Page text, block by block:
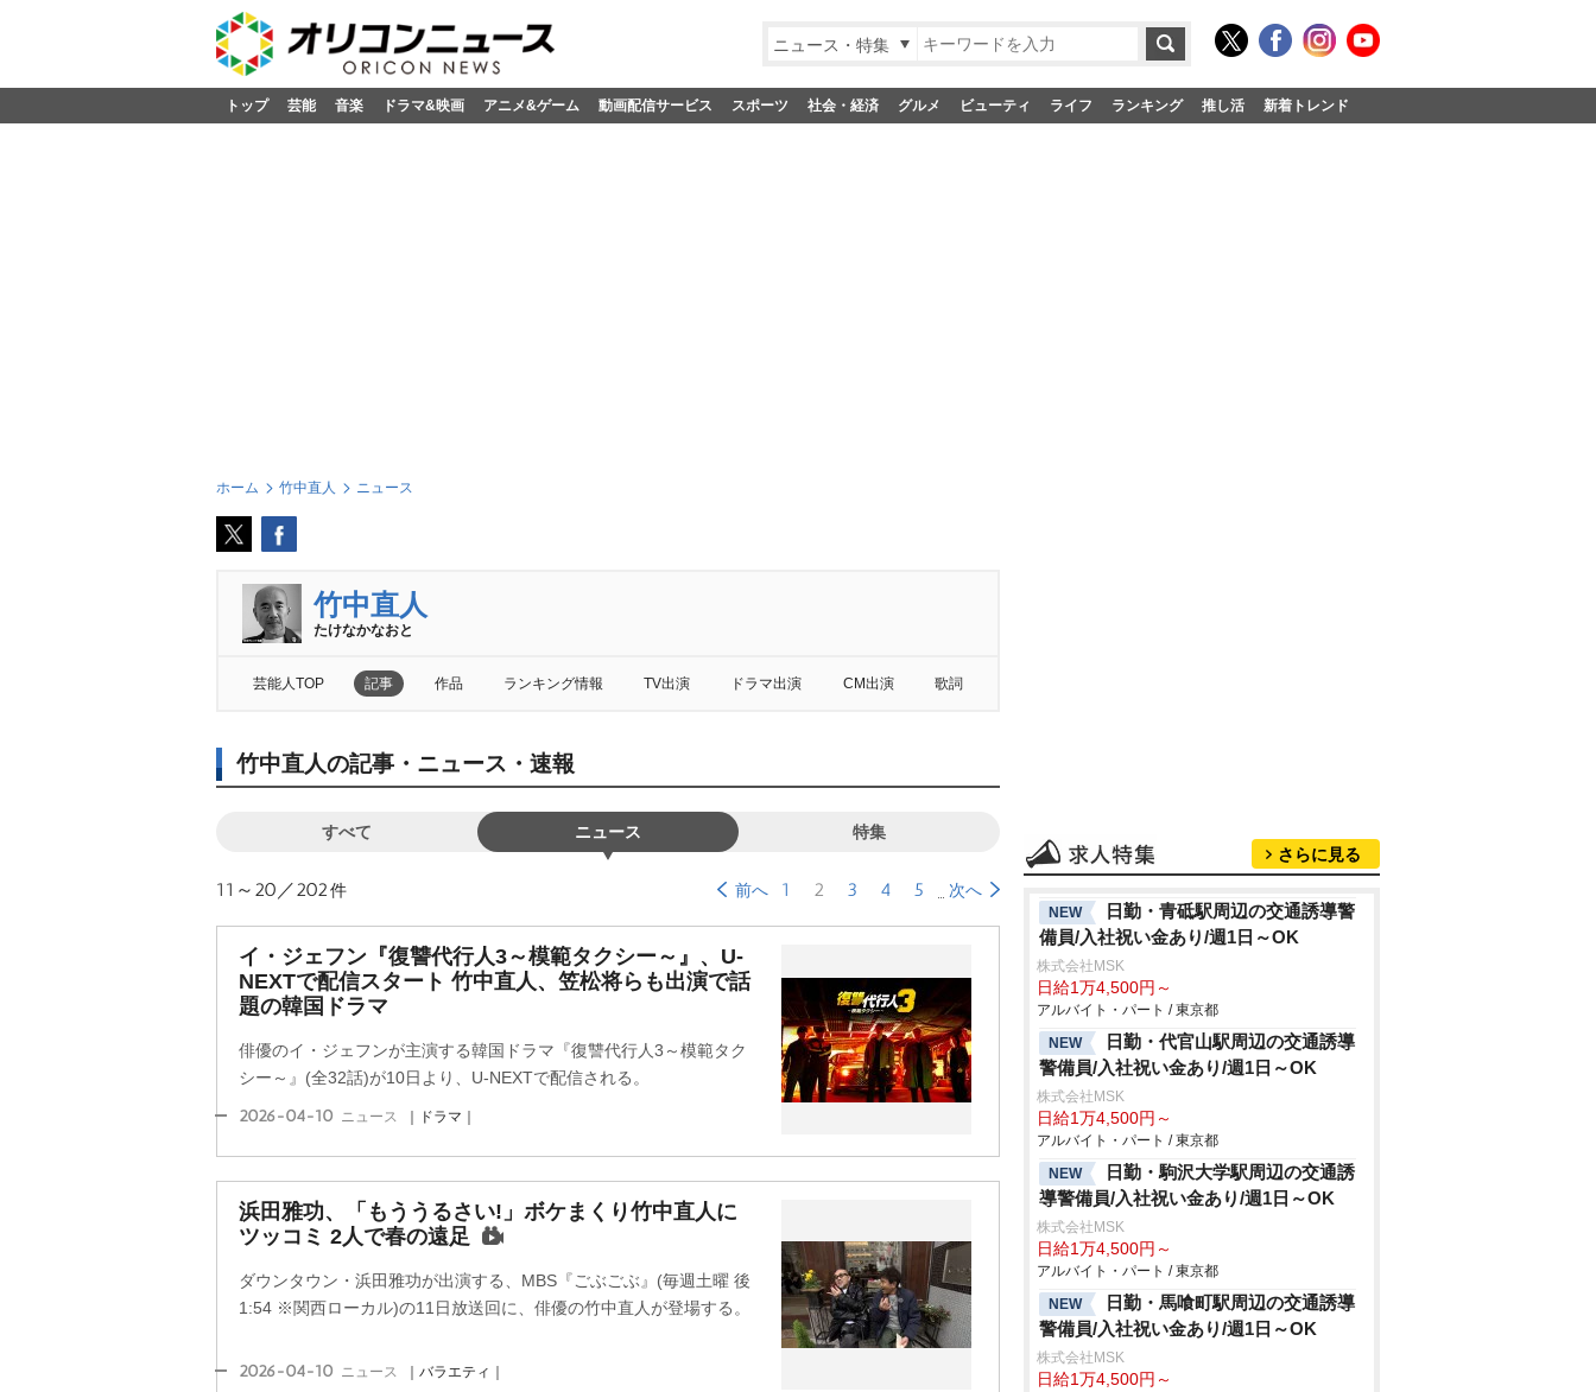
ニュース・特集
トップ 芸能 音楽 ドラマ&映画 アニメ&ゲーム 動画配信サービス スポーツ 社会・経済 グルメ ビューティ ライフ ランキング 推し活 新着トレンド
ホーム 竹中直人 ニュース
竹中直人
たけなかなおと
芸能人TOP 記事 作品 ランキング情報 TV出演 ドラマ出演 CM出演 歌詞
竹中直人の記事・ニュース・速報
すべて ニュース 特集
11～20／202件 前へ 1 2 3 4 5 次へ
イ・ジェフン『復讐代行人3～模範タクシー～』、U-
NEXTで配信スタート 竹中直人、笠松将らも出演で話
題の韓国ドラマ
俳優のイ・ジェフンが主演する韓国ドラマ『復讐代行人3～模範タク
シー～』(全32話)が10日より、U-NEXTで配信される。
2026-04-10 ニュース ｜ドラマ｜
浜田雅功、「もううるさい!」ボケまくり竹中直人に
ツッコミ 2人で春の遠足
ダウンタウン・浜田雅功が出演する、MBS『ごぶごぶ』(毎週土曜 後
1:54 ※関西ローカル)の11日放送回に、俳優の竹中直人が登場する。
2026-04-10 ニュース ｜バラエティ｜
さらに見る
NEW
日勤・青砥駅周辺の交通誘導警
備員/入社祝い金あり/週1日～OK
株式会社MSK
日給1万4,500円～
アルバイト・パート / 東京都
NEW
日勤・代官山駅周辺の交通誘導
警備員/入社祝い金あり/週1日～OK
株式会社MSK
日給1万4,500円～
アルバイト・パート / 東京都
NEW
日勤・駒沢大学駅周辺の交通誘
導警備員/入社祝い金あり/週1日～OK
株式会社MSK
日給1万4,500円～
アルバイト・パート / 東京都
NEW
日勤・馬喰町駅周辺の交通誘導
警備員/入社祝い金あり/週1日～OK
株式会社MSK
日給1万4,500円～